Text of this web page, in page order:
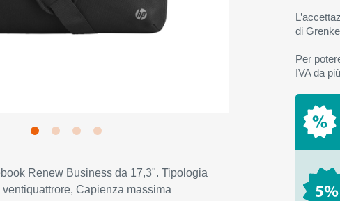
Renew Business da 17,3". Tipologia
Capienza massima
di
Per
IVA da